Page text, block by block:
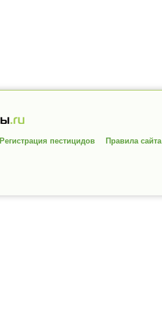
Регистрация пестицидов Правила сайта